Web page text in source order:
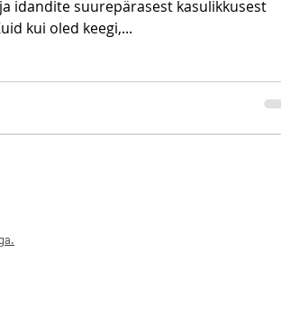
idandite suurepärasest kasulikkusest
kui oled keegi,...